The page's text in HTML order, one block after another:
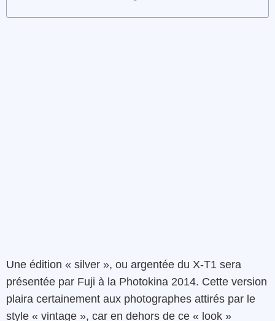
Une édition « silver », ou argentée du X-T1 sera
présentée par Fuji à la Photokina 2014. Cette version
plaira certainement aux photographes attirés par le
style « vintage », car en dehors de ce « look »